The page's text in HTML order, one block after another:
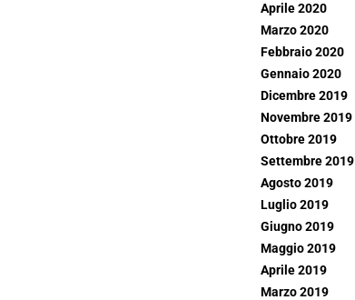
Aprile 2020
Marzo 2020
Febbraio 2020
Gennaio 2020
Dicembre 2019
Novembre 2019
Ottobre 2019
Settembre 2019
Agosto 2019
Luglio 2019
Giugno 2019
Maggio 2019
Aprile 2019
Marzo 2019